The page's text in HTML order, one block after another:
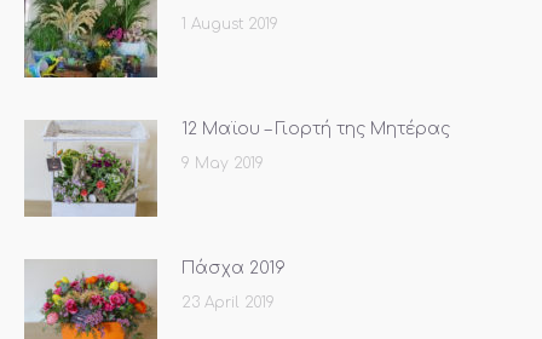
1 August 2019
12 Μαϊου – Γιορτή της Μητέρας
9 May 2019
Πάσχα 2019
23 April 2019